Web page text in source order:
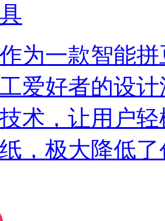
为一款智能
爱好者的设
术，让用户
，极大降低